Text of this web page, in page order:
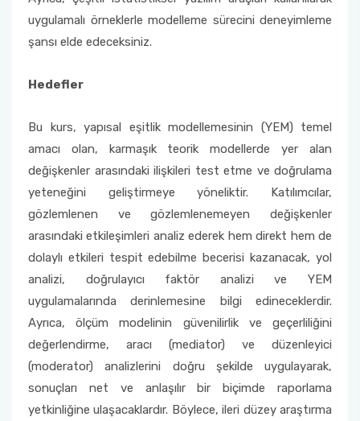
uygulamalı örneklerle modelleme sürecini deneyimleme
şansı elde edeceksiniz.
Hedefler
Bu kurs, yapısal eşitlik modellemesinin (YEM) temel
amacı olan, karmaşık teorik modellerde yer alan
değişkenler arasındaki ilişkileri test etme ve doğrulama
yeteneğini geliştirmeye yöneliktir. Katılımcılar,
gözlemlenen ve gözlemlenemeyen değişkenler
arasındaki etkileşimleri analiz ederek hem direkt hem de
dolaylı etkileri tespit edebilme becerisi kazanacak, yol
analizi, doğrulayıcı faktör analizi ve YEM
uygulamalarında derinlemesine bilgi edineceklerdir.
Ayrıca, ölçüm modelinin güvenilirlik ve geçerliliğini
değerlendirme, aracı (mediator) ve düzenleyici
(moderator) analizlerini doğru şekilde uygulayarak,
sonuçları net ve anlaşılır bir biçimde raporlama
yetkinliğine ulaşacaklardır. Böylece, ileri düzey araştırma